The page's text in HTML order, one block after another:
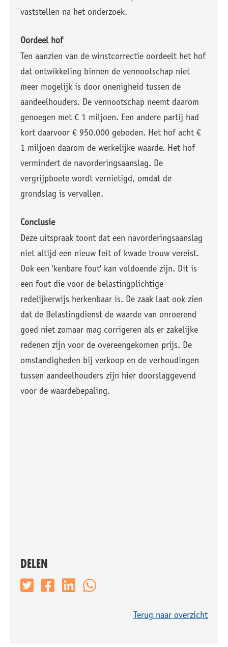
vaststellen na het onderzoek.
Oordeel hof
Ten aanzien van de winstcorrectie oordeelt het hof
dat ontwikkeling binnen de vennootschap niet
meer mogelijk is door onenigheid tussen de
aandeelhouders. De vennootschap neemt daarom
genoegen met € 1 miljoen. Een andere partij had
kort daarvoor € 950.000 geboden. Het hof acht €
1 miljoen daarom de werkelijke waarde. Het hof
vermindert de navorderingsaanslag. De
vergrijpboete wordt vernietigd, omdat de
grondslag is vervallen.
Conclusie
Deze uitspraak toont dat een navorderingsaanslag
niet altijd een nieuw feit of kwade trouw vereist.
Ook een 'kenbare fout' kan voldoende zijn. Dit is
een fout die voor de belastingplichtige
redelijkerwijs herkenbaar is. De zaak laat ook zien
dat de Belastingdienst de waarde van onroerend
goed niet zomaar mag corrigeren als er zakelijke
redenen zijn voor de overeengekomen prijs. De
omstandigheden bij verkoop en de verhoudingen
tussen aandeelhouders zijn hier doorslaggevend
voor de waardebepaling.
DELEN
Terug naar overzicht